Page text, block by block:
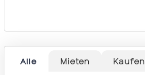
Alle Mieten Kaufen